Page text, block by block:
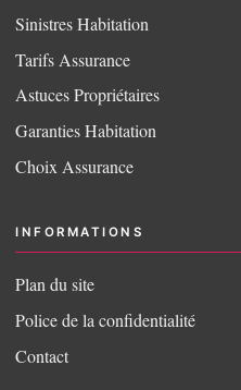
Sinistres Habitation
Tarifs Assurance
Astuces Propriétaires
Garanties Habitation
Choix Assurance
INFORMATIONS
Plan du site
Police de la confidentialité
Contact